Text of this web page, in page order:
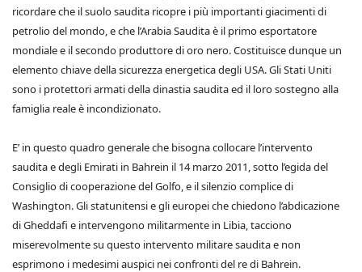
ricordare che il suolo saudita ricopre i più importanti giacimenti di
petrolio del mondo, e che l’Arabia Saudita è il primo esportatore
mondiale e il secondo produttore di oro nero. Costituisce dunque un
elemento chiave della sicurezza energetica degli USA. Gli Stati Uniti
sono i protettori armati della dinastia saudita ed il loro sostegno alla
famiglia reale è incondizionato.
E’ in questo quadro generale che bisogna collocare l’intervento
saudita e degli Emirati in Bahrein il 14 marzo 2011, sotto l’egida del
Consiglio di cooperazione del Golfo, e il silenzio complice di
Washington. Gli statunitensi e gli europei che chiedono l’abdicazione
di Gheddafi e intervengono militarmente in Libia, tacciono
miserevolmente su questo intervento militare saudita e non
esprimono i medesimi auspici nei confronti del re di Bahrein.